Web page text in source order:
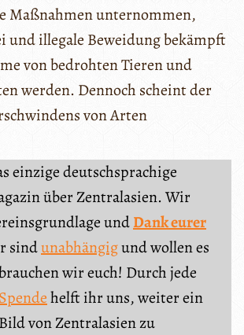
Maßnahmen unternommen,
und illegale Beweidung bekämpft
von bedrohten Tieren und
werden. Dennoch scheint der
von Arten
einzige deutschsprachige
über Zentralasien. Wir
undDank eurer
sindunabhängigund wollen es
wir euch! Durch jede
helft ihr uns, weiter ein
von Zentralasien zu